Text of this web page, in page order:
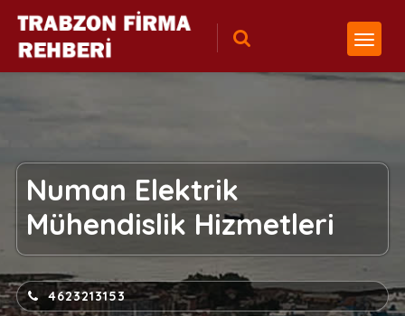
Numan Elektrik
Mühendislik Hizmetleri
4623213153